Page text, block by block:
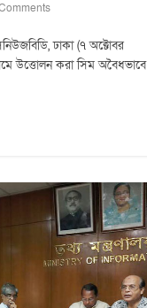
ঢাকা (৭ অক্টোবর
উত্তোলন করা সিম অবৈধভাবে